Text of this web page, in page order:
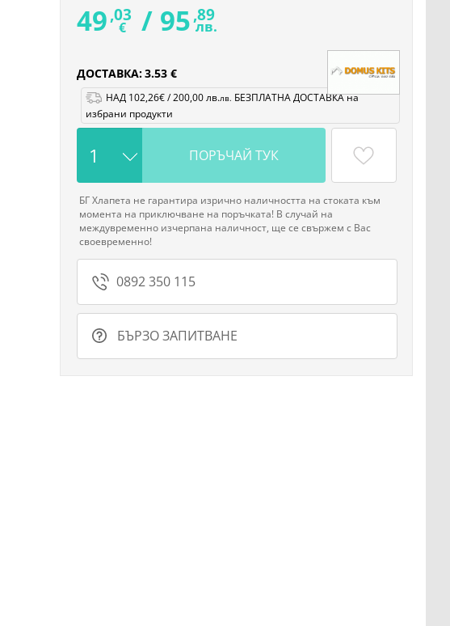
49,03
€ / 95,89
лв.
ДОСТАВКА:3.53 €
НАД 102,26€/200,00лв.лв. БЕЗПЛАТНА ДОСТАВКА на
избрани продукти
ПОРЪЧАЙ ТУК
БГ Хлапета не гарантира изрично наличността на стоката към
момента на приключване на поръчката! В случай на
междувременно изчерпана наличност, ще се свържем с Вас
своевременно!
0892 350 115
БЪРЗО ЗАПИТВАНЕ